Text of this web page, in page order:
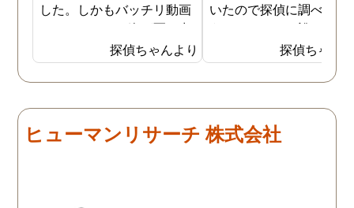
した。しかもバッチリ動画
でキスしている姿が写し出
されていました。本当にシ
ョックでしたが、これでス
ッキリしました。裁判では
士と一緒に戦っていこうと
思います。探偵に支払った
探偵ちゃんより
いたので探偵に調べても
うことにした。誰がやっ
いるのか何が原因なのか
べてもらうと隣の奥さん
った。痴呆症が進み被害
だ。普段は普通なのに夜
なるとおかしくなってそ
探偵ちゃん
ヒューマンリサーチ 株式会社